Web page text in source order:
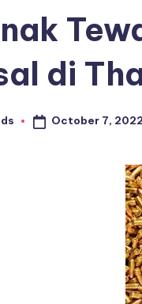
di
October 7, 2022